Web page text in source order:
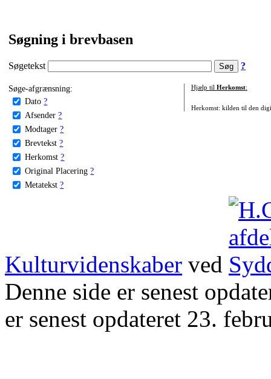
Søgning i brevbasen
Søgetekst ?
Søge-afgrænsning:
Dato ?
Afsender ?
Modtager ?
Brevtekst ?
Herkomst ?
Original Placering ?
Metatekst ?
Hjælp til Herkomst:
Herkomst: kilden til den
Kulturvidenskaber ved
Denne side er senest
er senest opdateret 23.